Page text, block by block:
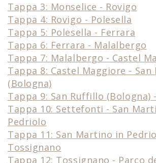
Tappa 3: Monselice - Rovigo
Tappa 4: Rovigo - Polesella
Tappa 5: Polesella - Ferrara
Tappa 6: Ferrara - Malalbergo
Tappa 7: Malalbergo - Castel
Tappa 8: Castel Maggiore -
(Bologna)
Tappa 9: San Ruffillo
Tappa 10: Settefonti - San
Pedriolo
Tappa 11: San Martino in
Tossignano
Tappa 12: Tossignano - Parco